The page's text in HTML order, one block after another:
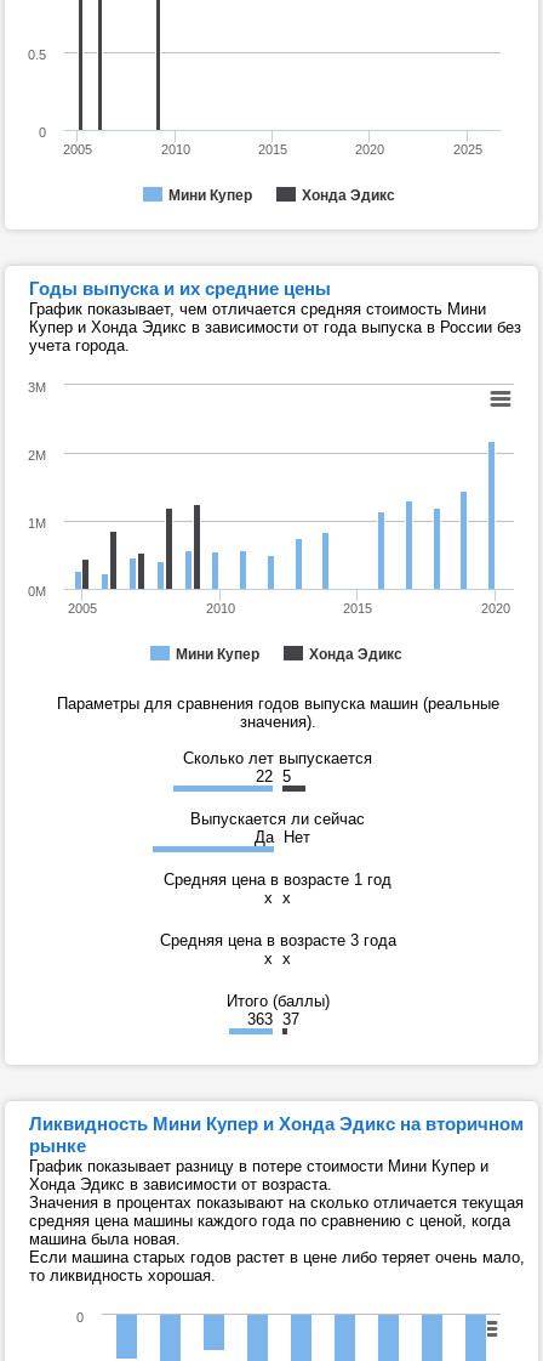
Мини Купер Хонда Эдикс
2005 2010 2015 2020 2025
0
0.5
Годы выпуска и их средние цены
График показывает, чем отличается средняя стоимость Мини
Купер и Хонда Эдикс в зависимости от года выпуска в России без
учета города.
Мини Купер Хонда Эдикс
2005 2010 2015 2020
0M
1M
2M
3M
Параметры для сравнения годов выпуска машин (реальные
значения).
Сколько лет выпускается
22 5
Выпускается ли сейчас
Да Нет
Средняя цена в возрасте 1 год
x x
Средняя цена в возрасте 3 года
x x
Итого (баллы)
363 37
Ликвидность Мини Купер и Хонда Эдикс на вторичном
рынке
График показывает разницу в потере стоимости Мини Купер и
Хонда Эдикс в зависимости от возраста.
Значения в процентах показывают на сколько отличается текущая
средняя цена машины каждого года по сравнению с ценой, когда
машина была новая.
Если машина старых годов растет в цене либо теряет очень мало,
то ликвидность хорошая.
0